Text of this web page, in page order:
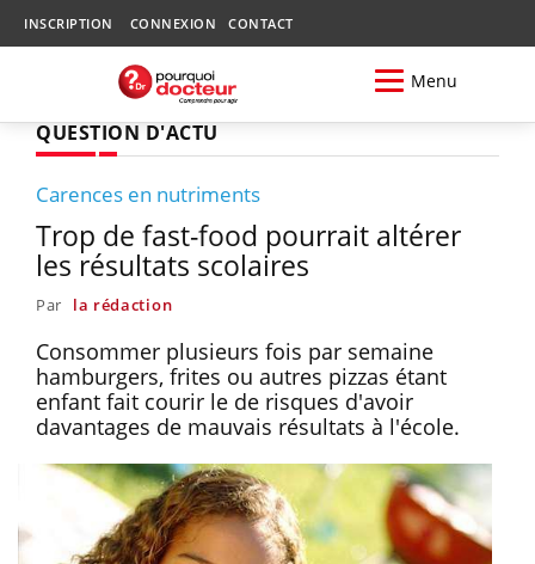
INSCRIPTION CONNEXION CONTACT
Menu
QUESTION D'ACTU
Carences en nutriments
Trop de fast-food pourrait altérer
les résultats scolaires
Par la rédaction
Consommer plusieurs fois par semaine
hamburgers, frites ou autres pizzas étant
enfant fait courir le de risques d'avoir
davantages de mauvais résultats à l'école.